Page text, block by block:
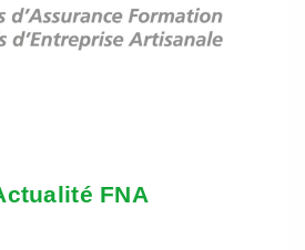
FNA